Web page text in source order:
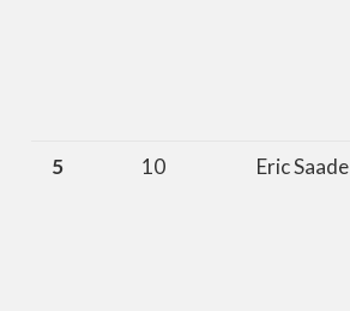
5 10 Eric Saade